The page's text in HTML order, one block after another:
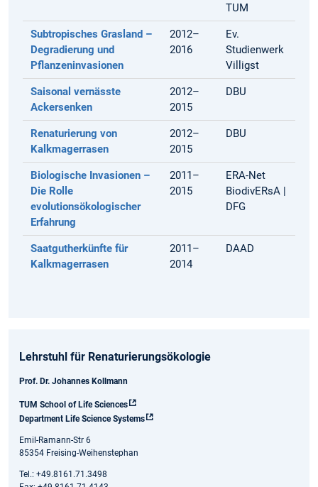
TUM
Subtropisches Grasland –
Degradierung und
Pflanzeninvasionen
2012–
2016
Ev.
Studienwerk
Villigst
Saisonal vernässte
Ackersenken
2012–
2015
DBU
Renaturierung von
Kalkmagerrasen
2012–
2015
DBU
Biologische Invasionen –
Die Rolle
evolutionsökologischer
Erfahrung
2011–
2015
ERA-Net
BiodivERsA |
DFG
Saatgutherkünfte für
Kalkmagerrasen
2011–
2014
DAAD
Lehrstuhl für Renaturierungsökologie
Prof. Dr. Johannes Kollmann
TUM School of Life Sciences
Department Life Science Systems
Emil-Ramann-Str 6
85354 Freising-Weihenstephan
Tel.: +49.8161.71.3498